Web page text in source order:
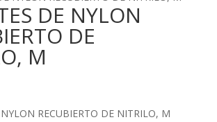
DE NYLON
DE
M
RECUBIERTO DE NITRILO, M